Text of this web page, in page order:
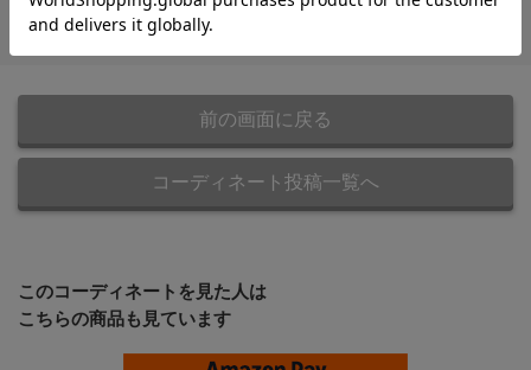
ページリンクをコピーする
前の画面に戻る
コーディネート投稿一覧へ
このコーディネートを見た人は
こちらの商品も見ています